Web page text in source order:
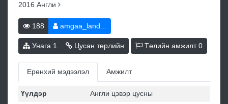
2016 Англи
188 amgaa_land...
Унага 1 Цусан төрлийн Төлийн амжилт0
Ерөнхий мэдээлэл Амжилт
Үүлдэр
Англи цэвэр цусны